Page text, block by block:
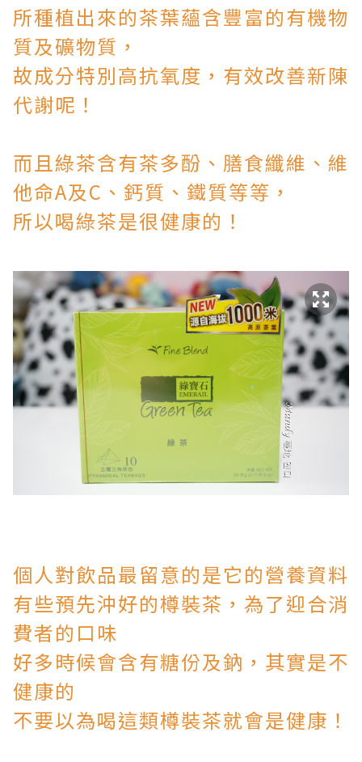
所種植出來的茶葉蘊含豐富的有機物
質及礦物質，
故成分特別高抗氧度，有效改善新陳
代謝呢！
而且綠茶含有茶多酚、膳食纖維、維
他命A及C、鈣質、鐵質等等，
所以喝綠茶是很健康的！
個人對飲品最留意的是它的營養資料
有些預先沖好的樽裝茶，為了迎合消
費者的口味
好多時候會含有糖份及鈉，其實是不
健康的
不要以為喝這類樽裝茶就會是健康！